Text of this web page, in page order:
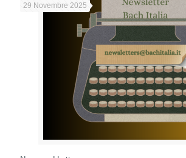
29 Novembre 2025